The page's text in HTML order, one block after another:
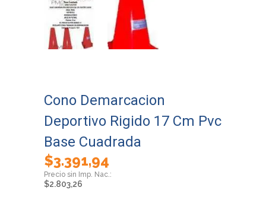
Cono Demarcacion
Deportivo Rigido 17 Cm Pvc
Base Cuadrada
$3.391,94
$2.803,26